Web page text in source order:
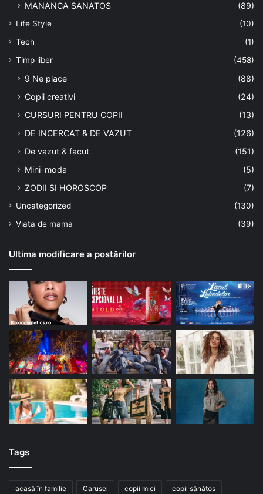
MANANCA SANATOS
(89)
Life Style
(10)
Tech
(1)
Timp liber
(458)
9 Ne place
(88)
Copii creativi
(24)
CURSURI PENTRU COPII
(13)
DE INCERCAT & DE VAZUT
(126)
De vazut & facut
(151)
Mini-moda
(5)
ZODII SI HOROSCOP
(7)
Uncategorized
(130)
Viata de mama
(39)
Ultima modificare a postărilor
Tags
acasă în familie Carusel copii mici copil sănătos